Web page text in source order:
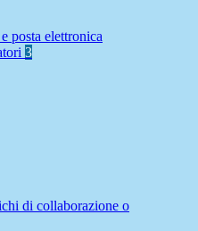
posta elettronica
3
di collaborazione o